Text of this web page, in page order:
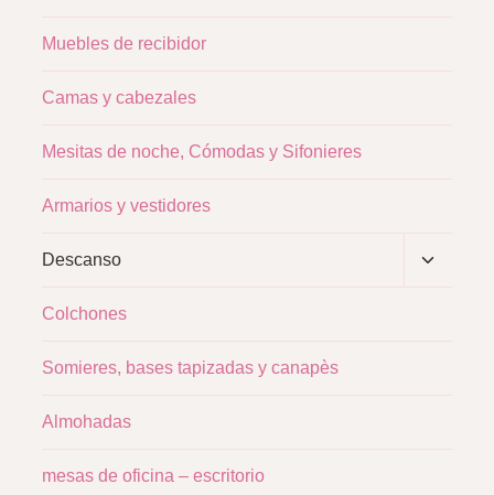
Muebles de recibidor
Camas y cabezales
Mesitas de noche, Cómodas y Sifonieres
Armarios y vestidores
Descanso
Alternar
Colchones
Somieres, bases tapizadas y canapès
Almohadas
mesas de oficina – escritorio